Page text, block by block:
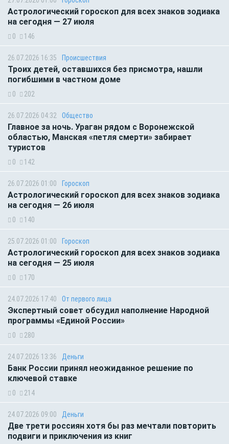
Астрологический гороскоп для всех знаков зодиака
на сегодня — 27 июля
0 146
26.07.2026 16:35 Происшествия
Троих детей, оставшихся без присмотра, нашли
погибшими в частном доме
0 202
26.07.2026 04:32 Общество
Главное за ночь. Ураган рядом с Воронежской
областью, Манская «петля смерти» забирает
туристов
0 142
26.07.2026 01:00 Гороскоп
Астрологический гороскоп для всех знаков зодиака
на сегодня — 26 июля
0 140
25.07.2026 01:00 Гороскоп
Астрологический гороскоп для всех знаков зодиака
на сегодня — 25 июля
0 170
24.07.2026 17:40 От первого лица
Экспертный совет обсудил наполнение Народной
программы «Единой России»
0 280
24.07.2026 13:36 Деньги
Банк России принял неожиданное решение по
ключевой ставке
0 214
24.07.2026 09:00 Деньги
Две трети россиян хотя бы раз мечтали повторить
подвиги и приключения из книг